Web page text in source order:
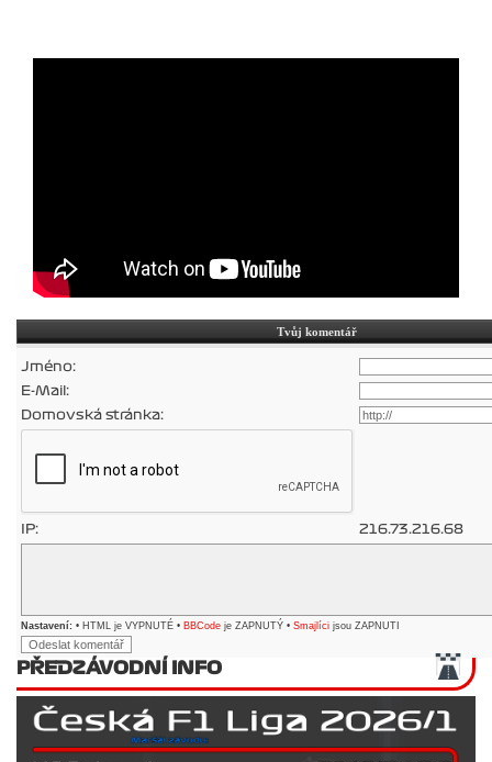
Tvůj komentář
Jméno:
E-Mail:
Domovská stránka:
IP: 216.73.216.68
Nastavení: • HTML je VYPNUTÉ • BBCode je ZAPNUTÝ • Smajlíci jsou ZAPNUTI
PŘEDZÁVODNÍ INFO